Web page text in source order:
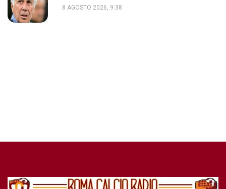
8 AGOSTO 2026, 9:38